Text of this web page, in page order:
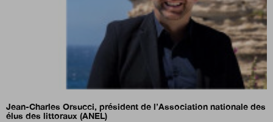
Jean-Charles Orsucci, président de l’Association nationale des
élus des littoraux (ANEL)